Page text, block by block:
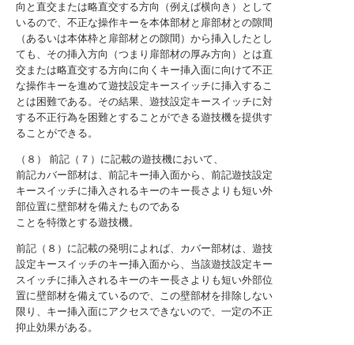
向と直交または略直交する方向（例えば横向き）として
いるので、不正な操作キーを本体部材と扉部材との隙間
（あるいは本体枠と扉部材との隙間）から挿入したとし
ても、その挿入方向（つまり扉部材の厚み方向）とは直
交または略直交する方向に向くキー挿入面に向けて不正
な操作キーを進めて遊技設定キースイッチに挿入するこ
とは困難である。その結果、遊技設定キースイッチに対
する不正行為を困難とすることができる遊技機を提供す
ることができる。
（８） 前記（７）に記載の遊技機において、
前記カバー部材は、前記キー挿入面から、前記遊技設定
キースイッチに挿入されるキーのキー長さよりも短い外
部位置に壁部材を備えたものである
ことを特徴とする遊技機。
前記（８）に記載の発明によれば、カバー部材は、遊技
設定キースイッチのキー挿入面から、当該遊技設定キー
スイッチに挿入されるキーのキー長さよりも短い外部位
置に壁部材を備えているので、この壁部材を排除しない
限り、キー挿入面にアクセスできないので、一定の不正
抑止効果がある。